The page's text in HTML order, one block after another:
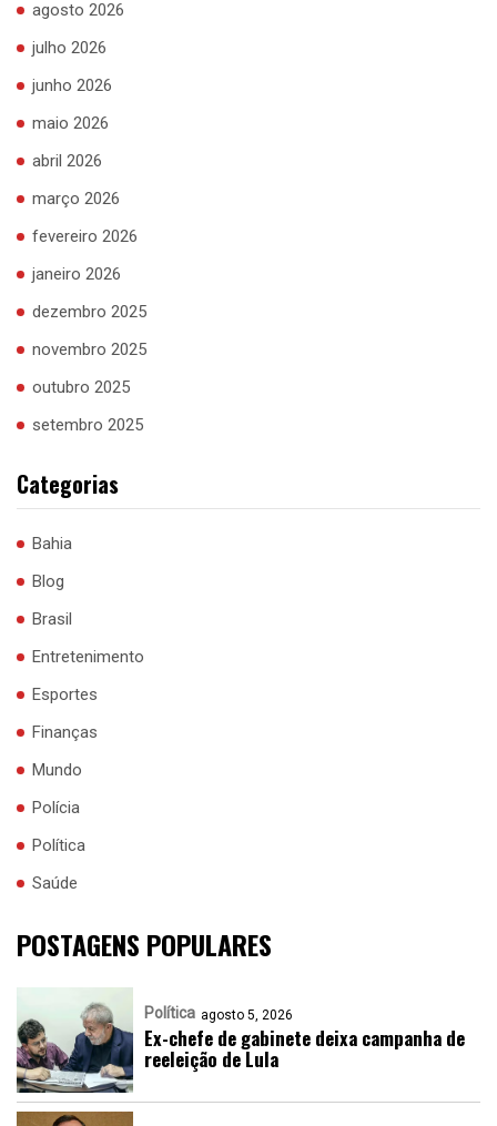
agosto 2026
julho 2026
junho 2026
maio 2026
abril 2026
março 2026
fevereiro 2026
janeiro 2026
dezembro 2025
novembro 2025
outubro 2025
setembro 2025
Categorias
Bahia
Blog
Brasil
Entretenimento
Esportes
Finanças
Mundo
Polícia
Política
Saúde
POSTAGENS POPULARES
Política agosto 5, 2026
Ex-chefe de gabinete deixa campanha de
reeleição de Lula